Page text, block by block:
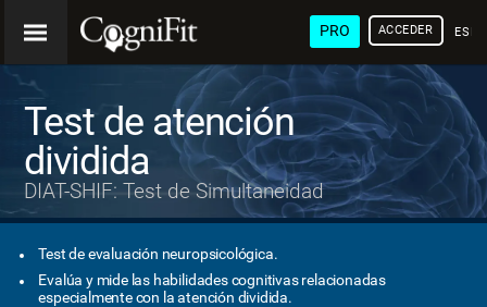
PRO ACCEDER
Test de atención
dividida
DIAT-SHIF: Test de Simultaneidad
Test de evaluación neuropsicológica.
Evalúa y mide las habilidades cognitivas relacionadas
especialmente con la atención dividida.